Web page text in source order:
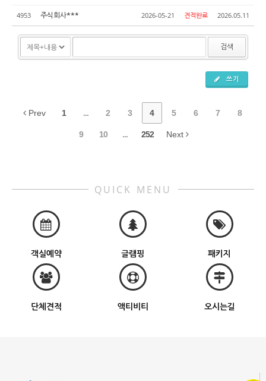
4953 주식회사*** 2026-05-21 견적완료 2026.05.11
검색
쓰기
Prev 1 ... 2 3 4 5 6 7 8
9 10 ... 252 Next
QUICK MENU
객실예약 글램핑 패키지
단체견적 액티비티 오시는길